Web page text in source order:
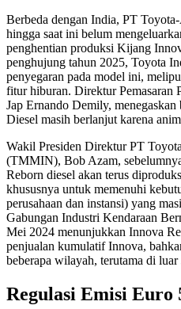
Berbeda dengan India, PT
hingga saat ini belum
penghentian produksi Kijang
penghujung tahun 2025, Toyota
penyegaran pada model ini,
fitur hiburan. Direktur
Jap Ernando Demily,
Diesel masih berlanjut karena
Wakil Presiden Direktur PT
(TMMIN), Bob Azam,
Reborn diesel akan terus
khususnya untuk memenuhi
perusahaan dan instansi) yang
Gabungan Industri Kendaraan
Mei 2024 menunjukkan Innova
penjualan kumulatif Innova,
beberapa wilayah, terutama di luar
Regulasi Emisi Euro